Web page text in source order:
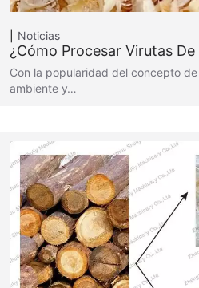
Noticias
¿Cómo Procesar Virutas De
Con la popularidad del concepto
ambiente y…